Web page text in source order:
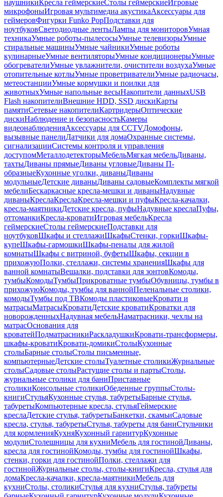
наушникиКресла геймерскиеСтолы геймерскиеИгровые
микрофоныИгровая мультимедиа акустикаАксессуары для
геймеровФигурки Funko PopПодставки для
ноутбуковСветодиодные лентыЛампы для мониторовУмная
техникаУмные роботы-пылесосыУмные телевизорыУмные
стиральные машиныУмные чайникиУмные роботы
кулинарныеУмные вентиляторыУмные кондиционерыУмные
обогревателиУмные увлажнители, очистители воздухаУмные
отопительные котлыУмные проветривателиУмные радиочасы,
метеостанцииУмные кормушки и поилки для
животныхУмные напольные весыНакопители данныхUSB
Flash накопителиВнешние HDD, SSD дискиКарты
памятиСетевые накопителиКартридерыОптические
дискиНаблюдение и безопасностьКамеры
видеонаблюденияАксессуары для CCTVДомофоны,
вызывные панелиДатчики для домаОхранные системы,
сигнализацииСистемы контроля и управления
доступомМеталлодетекторыМебельМягкая мебельДиваны,
тахтыДиваны прямыеДиваны угловыеДиваны П-
образныеКухонные уголки, диваныДиваны
модульныеДетские диваныДиваны садовыеКомплекты мягкой
мебелиБескаркасные кресла-мешки и диваныНадувные
диваныКреслаКреслаКресла-мешки и пуфыКресла-качалки,
кресла-маятникиДетские кресла, пуфыНадувные креслаПуфы,
оттоманкиКресла-кроватиИгровая мебельКресла
геймерскиеСтолы геймерскиеПодставки для
ноутбуковШкафы и стеллажиШкафыСтенки, горкиШкафы-
купеШкафы-гармошкиШкафы-пеналы для жилой
комнатыШкафы с витриной, буфетыШкафы, секции в
прихожуюПолки, стеллажи, системы храненияШкафы для
ванной комнатыВешалки, подставки для зонтовКомоды,
тумбыКомодыТумбыПрикроватные тумбыОбувницы, тумбы в
прихожуюКомоды, тумбы для ваннойПеленальные столики,
комодыТумбы под ТВКомоды пластиковыеКровати и
матрасыМатрасыКроватиДетские кроватиКроватки для
новорожденныхНадувная мебельНаматрасники, чехлы на
матрасОснования для
кроватейПодматрасникиРаскладушкиКровати-трансформеры,
шкафы-кроватиКровати-домикиСтолыКухонные
столыБарные столыСтолы письменные,
компьютерныеДетские столыТуалетные столикиЖурнальные
столыСадовые столыРастущие столы и партыСтолы,
журнальные столики для баниПриставные
столикиКонсольные столикиОбеденные группыСтолы-
книгиСтульяКухонные стулья, табуретыБарные стулья,
табуретыКомпьютерные кресла, стульяГеймерские
креслаДетские стулья, табуретыБанкетки, скамьиСадовые
кресла, стулья, табуретыСтулья, табуреты для баниСтульчики
для кормленияКухняКухонный гарнитурКухонные
модулиСтолешницы для кухниМебель для гостинойДиваны,
кресла для гостинойКомоды, тумбы для гостинойШкафы,
стенки, горки для гостинойПолки, стеллажи для
гостинойЖурнальные столы, столы-книгиКресла, стулья для
домаКресла-качалки, кресла-маятникиМебель для
кухниСтолы, столикиСтулья для кухниСтулья, табуреты